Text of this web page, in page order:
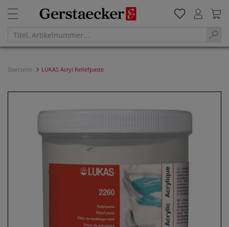
Startseite LUKAS Acryl Reliefpaste